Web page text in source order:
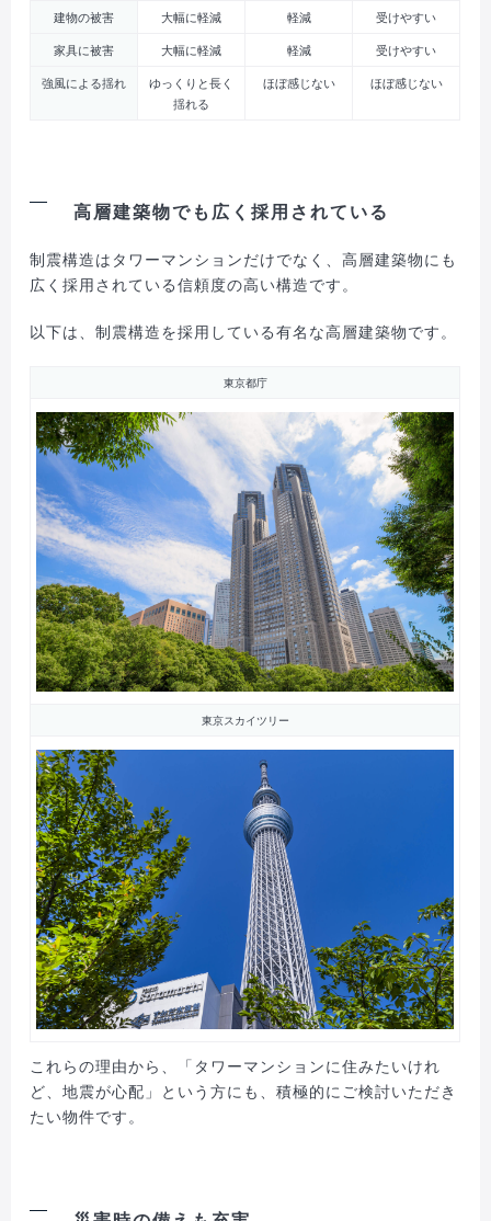
建物の被害
大幅に軽減 軽減
受けやすい
家具に被害
大幅に軽減 軽減
受けやすい
強風による揺れ
ゆっくりと長く
揺れる
ほぼ感じない ほぼ感じない
高層建築物でも広く採用されている
制震構造はタワーマンションだけでなく、高層建築物にも
広く採用されている信頼度の高い構造です。
以下は、制震構造を採用している有名な高層建築物です。
東京都庁
東京スカイツリー
これらの理由から、「タワーマンションに住みたいけれ
ど、地震が心配」という方にも、積極的にご検討いただき
たい物件です。